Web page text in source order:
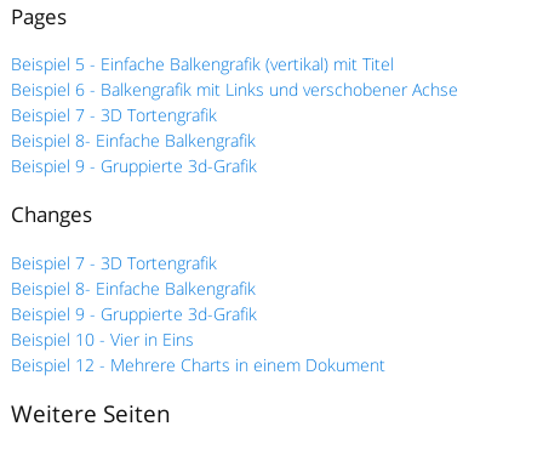
Pages
Beispiel 5 - Einfache Balkengrafik (vertikal) mit Titel
Beispiel 6 - Balkengrafik mit Links und verschobener Achse
Beispiel 7 - 3D Tortengrafik
Beispiel 8- Einfache Balkengrafik
Beispiel 9 - Gruppierte 3d-Grafik
Changes
Beispiel 7 - 3D Tortengrafik
Beispiel 8- Einfache Balkengrafik
Beispiel 9 - Gruppierte 3d-Grafik
Beispiel 10 - Vier in Eins
Beispiel 12 - Mehrere Charts in einem Dokument
Weitere Seiten